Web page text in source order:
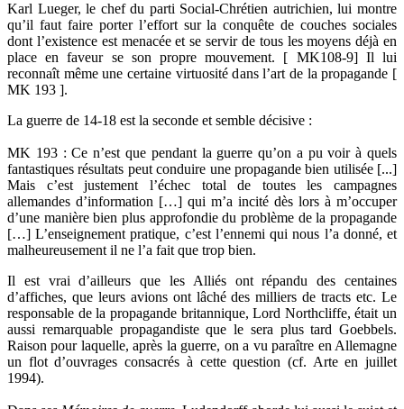
Karl Lueger, le chef du parti Social-Chrétien autrichien, lui montre
qu’il faut faire porter l’effort sur la conquête de couches sociales
dont l’existence est menacée et se servir de tous les moyens déjà en
place en faveur se son propre mouvement. [ MK108-9] Il lui
reconnaît même une certaine virtuosité dans l’art de la propagande [
MK 193 ].
La guerre de 14-18 est la seconde et semble décisive :
MK 193 : Ce n’est que pendant la guerre qu’on a pu voir à quels
fantastiques résultats peut conduire une propagande bien utilisée [...]
Mais c’est justement l’échec total de toutes les campagnes
allemandes d’information […] qui m’a incité dès lors à m’occuper
d’une manière bien plus approfondie du problème de la propagande
[…] L’enseignement pratique, c’est l’ennemi qui nous l’a donné, et
malheureusement il ne l’a fait que trop bien.
Il est vrai d’ailleurs que les Alliés ont répandu des centaines
d’affiches, que leurs avions ont lâché des milliers de tracts etc. Le
responsable de la propagande britannique, Lord Northcliffe, était un
aussi remarquable propagandiste que le sera plus tard Goebbels.
Raison pour laquelle, après la guerre, on a vu paraître en Allemagne
un flot d’ouvrages consacrés à cette question (cf. Arte en juillet
1994).